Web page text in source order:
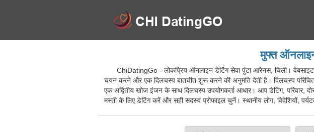
मुफ्त
ChiDatingGo - लोकप्रिय ऑनलाइन डेटिंग सेवा पुंटा आरेनस, चिली। वेबसाइट
चयन करने और एक दिलचस्प बातचीत शुरू करने की अनुमति देती है। दिलचस्प
एक अद्वितीय खोज इंजन के साथ दिलचस्प उपयोगकर्ता आधार। आप डेटिंग, परिवार,
मस्ती के लिए डेटिंग करें और सही सदस्य प्रोफाइल चुनें। स्थानीय लोग, विदेशियों,